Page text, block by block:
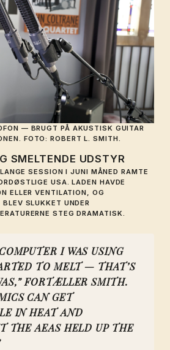
— BRUGT PÅ AKUSTISK GUITAR
FOTO: ROBERT L. SMITH.
SMELTENDE UDSTYR
SESSION I JUNI MÅNED RAMTE
USA. LADEN HAVDE
ELLER VENTILATION, OG
SLUKKET UNDER
STEG DRAMATISK.
I WAS USING
TO MELT — THAT’S
FORTÆLLER SMITH.
CAN GET
IN HEAT AND
THE AEAS HELD UP THE